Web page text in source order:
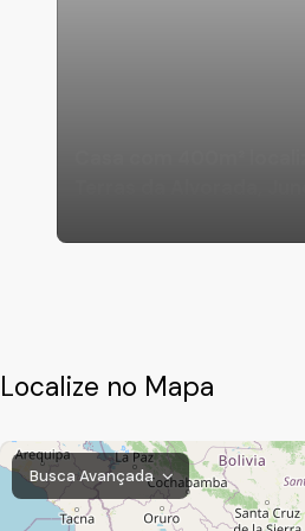
Localize no Mapa
Busca Avançada